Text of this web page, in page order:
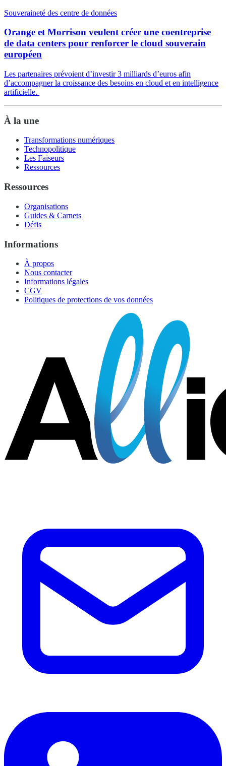
Souveraineté des centre de données
Orange et Morrison veulent créer une coentreprise
de data centers pour renforcer le cloud souverain
européen
Les partenaires prévoient d’investir 3 milliards d’euros afin
d’accompagner la croissance des besoins en cloud et en intelligence
artificielle.
À la une
Transformations numériques
Technopolitique
Les Faiseurs
Ressources
Ressources
Organisations
Guides & Carnets
Défis
Informations
À propos
Nous contacter
Informations légales
CGV
Politiques de protections de vos données